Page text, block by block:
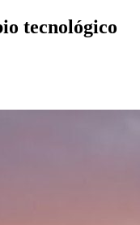
tecnológico